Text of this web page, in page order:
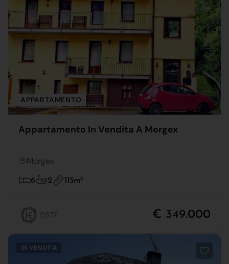
APPARTAMENTO
Appartamento In Vendita A Morgex
Morgex
6 2 115m2
12577 € 349.000
IN VENDITA